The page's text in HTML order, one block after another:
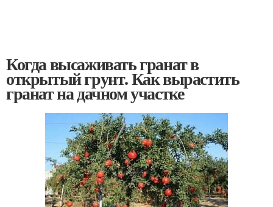
Когда высаживать гранат в
открытый грунт. Как вырастить
гранат на дачном участке